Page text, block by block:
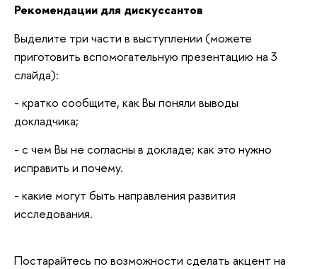
Рекомендации для дискуссантов
Выделите три части в выступлении (можете
приготовить вспомогательную презентацию на 3
слайда):
- кратко сообщите, как Вы поняли выводы
докладчика;
- с чем Вы не согласны в докладе; как это нужно
исправить и почему.
- какие могут быть направления развития
исследования.
Постарайтесь по возможности сделать акцент на